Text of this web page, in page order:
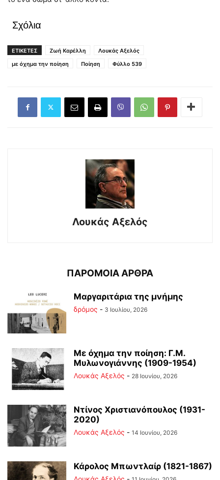
Σχόλια
ΕΤΙΚΕΤΕΣ Ζωή Καρέλλη
Λουκάς Αξελός
με όχημα την ποίηση
Ποίηση Φύλλο 539
Λουκάς Αξελός
ΠΑΡΟΜΟΙΑ ΑΡΘΡΑ
Μαργαριτάρια της μνήμης
δρόμος - 3 Ιουλίου, 2026
Με όχημα την ποίηση: Γ.Μ.
Μυλωνογιάννης (1909-1954)
Λουκάς Αξελός - 28 Ιουνίου, 2026
Ντίνος Χριστιανόπουλος (1931-
2020)
Λουκάς Αξελός - 14 Ιουνίου, 2026
Κάρολος Μπωντλαίρ (1821-1867)